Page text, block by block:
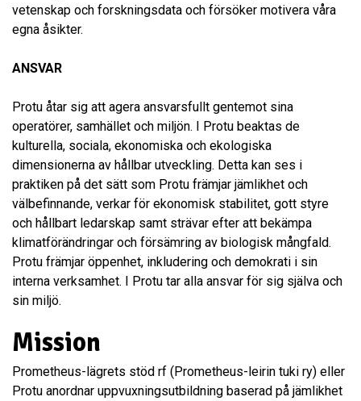
vetenskap och forskningsdata och försöker motivera våra
egna åsikter.
ANSVAR
Protu åtar sig att agera ansvarsfullt gentemot sina
operatörer, samhället och miljön. I Protu beaktas de
kulturella, sociala, ekonomiska och ekologiska
dimensionerna av hållbar utveckling. Detta kan ses i
praktiken på det sätt som Protu främjar jämlikhet och
välbefinnande, verkar för ekonomisk stabilitet, gott styre
och hållbart ledarskap samt strävar efter att bekämpa
klimatförändringar och försämring av biologisk mångfald.
Protu främjar öppenhet, inkludering och demokrati i sin
interna verksamhet. I Protu tar alla ansvar för sig själva och
sin miljö.
Mission
Prometheus-lägrets stöd rf (Prometheus-leirin tuki ry) eller
Protu anordnar uppvuxningsutbildning baserad på jämlikhet